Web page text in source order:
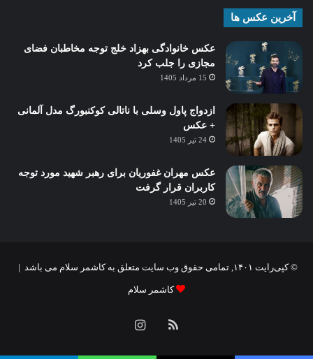
آخرین عکس ها
عکس خانوادگی بهزاد خلج توجه مخاطبان فضای
مجازی را جلب کرد
15 مرداد 1405
ازدواج پاول وسلی با ناتالی کوکنبورگ مدل آلمانی
+ عکس
24 تیر 1405
عکس مهران غفوریان برای رهبر شهید مورد توجه
کاربران قرار گرفت
20 تیر 1405
© کپی‌رایت ۱۴۰۱, تمامی حقوق وب سایت متعلق به کاشمر سلام می باشد |
کاشمر سلام
خوراکاینستاگرام